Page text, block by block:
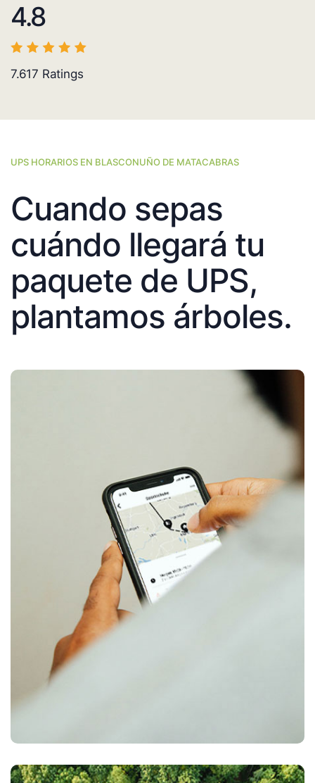
4.8
7.617 Ratings
UPS HORARIOS EN BLASCONUÑO DE MATACABRAS
Cuando sepas
cuándo llegará tu
paquete de UPS,
plantamos árboles.